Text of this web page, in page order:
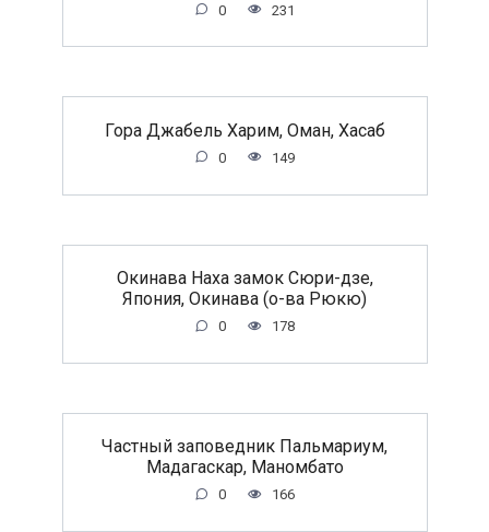
0 231
Гора Джабель Харим, Оман, Хасаб
0 149
Окинава Наха замок Сюри-дзе,
Япония, Окинава (о-ва Рюкю)
0 178
Частный заповедник Пальмариум,
Мадагаскар, Маномбато
0 166